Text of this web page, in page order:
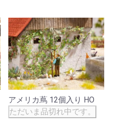
アメリカ蔦 12個入り HO
ただいま品切れ中です。